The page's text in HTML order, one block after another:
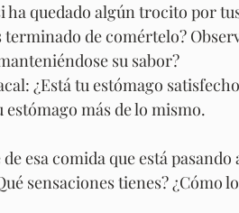
quedado algún trocito por
terminado de comértelo?
su sabor?
¿Está tu estómago
estómago más de lo mismo.
esa comida que está
sensaciones tienes? ¿Cómo